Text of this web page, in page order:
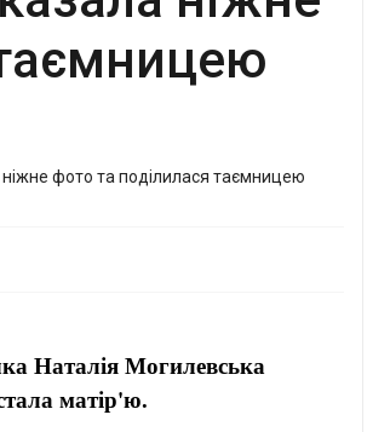
Наталія Могилевська
матір'ю.